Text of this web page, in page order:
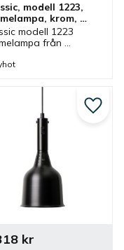
modell 1223,
krom,
modell 1223
från
och höjd som finns
kr
Lägg